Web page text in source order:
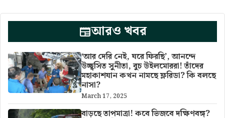
আরও খবর
‘আর দেরি নেই, ঘরে ফিরছি’, আনন্দে
উচ্ছ্বসিত সুনীতা, বুচ উইলমোররা! তাঁদের
মহাকাশযান কখন নামছে ফ্লরিডা? কি বলছে
নাসা?
March 17, 2025
বাড়ছে তাপমাত্রা! কবে ভিজবে দক্ষিণবঙ্গ?